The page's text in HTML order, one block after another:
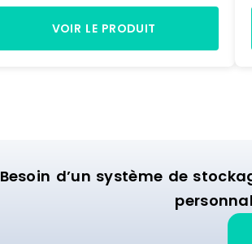
VOIR LE PRODUIT
Besoin d’un système de